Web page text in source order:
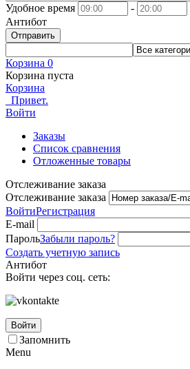
Удобное время
-
Антибот
Отправить
Корзина 0
Корзина пуста
Корзина
Привет.
Войти
Заказы
Список сравнения
Отложенные товары
Отслеживание заказа
Отслеживание заказа
ВойтиРегистрация
E-mail
ПарольЗабыли пароль?
Создать учетную запись
Антибот
Войти через соц. сеть:
Войти
Запомнить
Menu